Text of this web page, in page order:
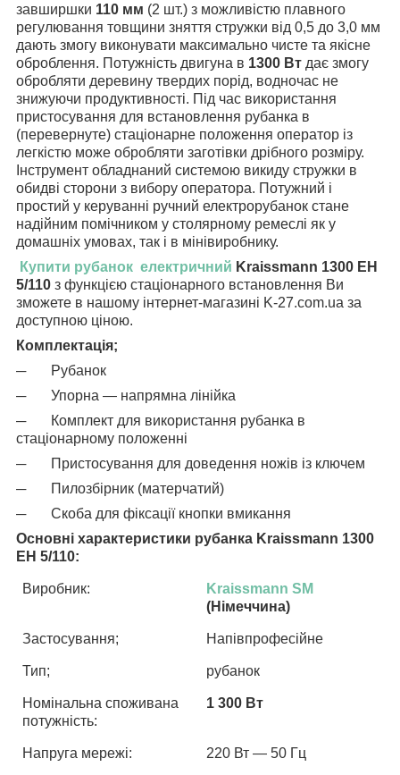
завширшки 110 мм (2 шт.) з можливістю плавного
регулювання товщини зняття стружки від 0,5 до 3,0 мм
дають змогу виконувати максимально чисте та якісне
оброблення. Потужність двигуна в 1300 Вт дає змогу
обробляти деревину твердих порід, водночас не
знижуючи продуктивності. Під час використання
пристосування для встановлення рубанка в
(перевернуте) стаціонарне положення оператор із
легкістю може обробляти заготівки дрібного розміру.
Інструмент обладнаний системою викиду стружки в
обидві сторони з вибору оператора. Потужний і
простий у керуванні ручний електрорубанок стане
надійним помічником у столярному ремеслі як у
домашніх умовах, так і в мінівиробнику.
Купити рубанок електричний Kraissmann 1300 EH
5/110 з функцією стаціонарного встановлення Ви
зможете в нашому інтернет-магазині K-27.com.ua за
доступною ціною.
Комплектація;
─
Рубанок
─
Упорна — напрямна лінійка
─
Комплект для використання рубанка в
стаціонарному положенні
─
Пристосування для доведення ножів із ключем
─
Пилозбірник (матерчатий)
─
Скоба для фіксації кнопки вмикання
Основні характеристики рубанка Kraissmann 1300
EH 5/110:
Виробник: KraissmannSM
(Німеччина)
Застосування; Напівпрофесійне
Тип; рубанок
Номінальна споживана
потужність:
1 300 Вт
Напруга мережі: 220 Вт — 50 Гц